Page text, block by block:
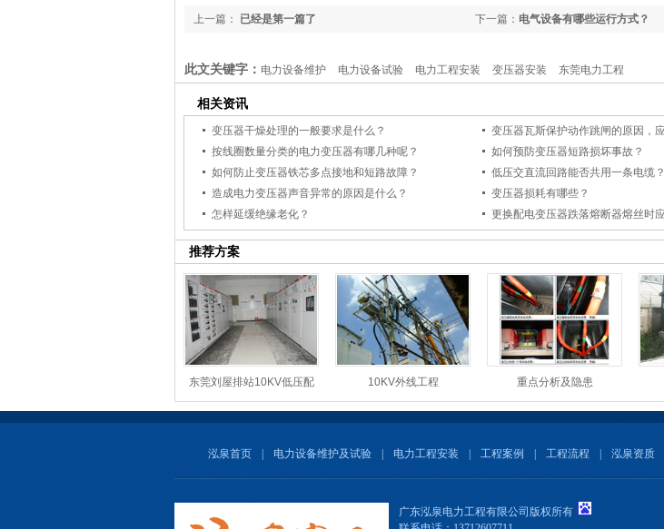
下一篇： 电气设备有哪些运行方式？
上一篇： 已经是第一篇了
此文关键字： 电力设备维护 电力设备试验 电力工程安装 变压器安装 东莞电力工程
相关资讯
变压器干燥处理的一般要求是什么？
按线圈数量分类的电力变压器有哪几种呢？
如何预防变压器短路损坏事故？
如何防止变压器铁芯多点接地和短路故障？
低压交直流回路能否共用一条电缆？
造成电力变压器声音异常的原因是什么？
变压器损耗有哪些？
怎样延缓绝缘老化？
推荐方案
东莞刘屋排站10KV低压配
电
10KV外线工程 重点分析及隐患
泓泉首页 电力设备维护及试验 电力工程安装 工程案例 工程流程 泓泉资质
广东泓泉电力工程有限公司版权所有